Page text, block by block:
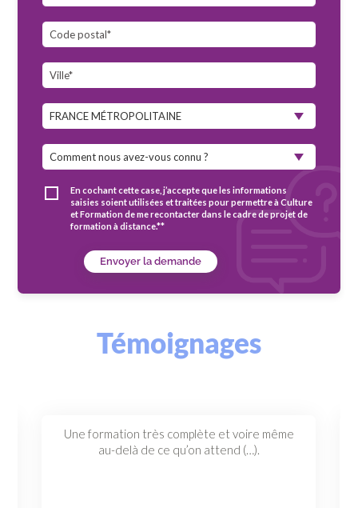
En cochant cette case, j’accepte que les informations
saisies soient utilisées et traitées pour permettre à Culture
et Formation de me recontacter dans le cadre de projet de
formation à distance.**
Envoyer la demande
Témoignages
Une formation très complète et voire même
au-delà de ce qu’on attend (…).